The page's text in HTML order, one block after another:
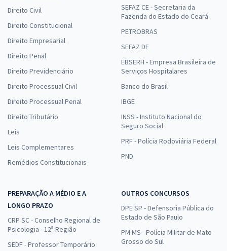
Direito Civil
Direito Constitucional
Direito Empresarial
Direito Penal
Direito Previdenciário
Direito Processual Civil
Direito Processual Penal
Direito Tributário
Leis
Leis Complementares
Remédios Constitucionais
SEFAZ CE - Secretaria da
Fazenda do Estado do Ceará
PETROBRAS
SEFAZ DF
EBSERH - Empresa Brasileira de
Serviços Hospitalares
Banco do Brasil
IBGE
INSS - Instituto Nacional do
Seguro Social
PRF - Polícia Rodoviária Federal
PND
PREPARAÇÃO A MÉDIO E A
LONGO PRAZO
CRP SC - Conselho Regional de
Psicologia - 12ª Região
SEDF - Professor Temporário
OUTROS CONCURSOS
DPE SP - Defensoria Pública do
Estado de São Paulo
PM MS - Polícia Militar de Mato
Grosso do Sul